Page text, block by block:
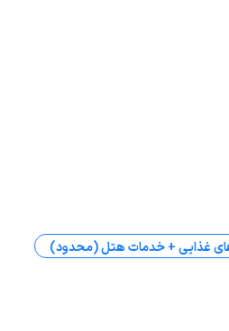
غذایی + خدمات هتل (محدود)